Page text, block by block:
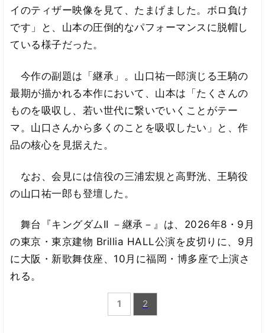
イのティザー映像を見て、たまげました。ボロ負け
です」と、山本の圧倒的なパフォーマンスに脱帽し
ている様子だった。
今作の副題は「継承」。山口祐一郎演じる王騎の
最期が描かれる本作において、山本は「たくさんの
ものを吸収し、若い世代に繋いでいくことがテー
マ。山口さんから多くのことを吸収したい」と、作
品の核心を見据えた。
なお、会見には信役の三浦宏規と高野洸、王騎役
の山口祐一郎も登壇した。
舞台『キングダムII －継承－』は、2026年8・9月
の東京・東京建物 Brillia HALL公演を皮切りに、9月
に大阪・新歌舞伎座、10月に福岡・博多座で上演さ
れる。
1 2